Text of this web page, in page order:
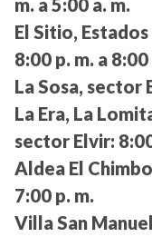
El Sitio,
8:00 p. m. a 8:00
La Sosa, sector
La Era, La
sector Elvir:
Aldea El
7:00 p. m.
Villa San